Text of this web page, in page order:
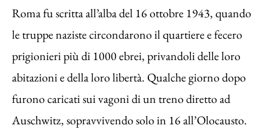
Roma fu scritta all’alba del 16 ottobre 1943, quando
le truppe naziste circondarono il quartiere e fecero
prigionieri più di 1000 ebrei, privandoli delle loro
abitazioni e della loro libertà. Qualche giorno dopo
furono caricati sui vagoni di un treno diretto ad
Auschwitz, sopravvivendo solo in 16 all’Olocausto.